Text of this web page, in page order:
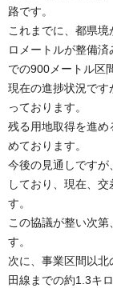
路です。
これまでに、都県
ロメートルが整備
での900メートル区
現在の進捗状況で
っております。
残る用地取得を進
めております。
今後の見通しです
しており、現在、
す。
この協議が整い次
す。
次に、事業区間以
田線までの約1.3キ